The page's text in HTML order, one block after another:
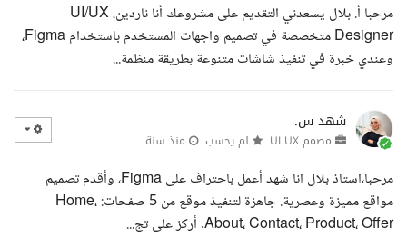
مرحبا أ. بلال يسعدني التقديم على مشروعك أنا ناردين، UI/UX
Designer متخصصة في تصميم واجهات المستخدم باستخدام Figma،
وعندي خبرة في تنفيذ شاشات متنوعة بطريقة منظمة...
شهد س.
مصمم UI UX لم يحسب منذ سنة
مرحبا،استاذ بلال انا شهد أعمل باحتراف على Figma، وأقدم تصميم
مواقع مميزة وعصرية. جاهزة لتنفيذ موقع من 5 صفحات: Home،
About، Contact، Product، Offer. أركز على تج...